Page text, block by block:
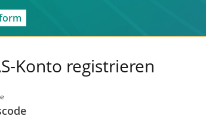
Konto registrieren